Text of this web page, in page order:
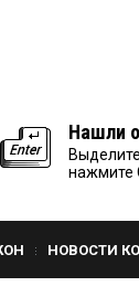
Нашли
нажмите
НОВОСТИ